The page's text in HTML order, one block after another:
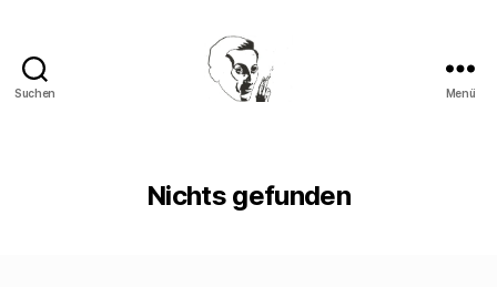
Suchen Menü
Nichts gefunden